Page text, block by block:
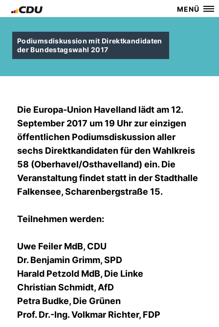
MENÜ
Podiumsdiskussion mit Direktkandidaten
der Bundestagswahl 2017
Die Europa-Union Havelland lädt am 12.
September 2017 um 19 Uhr zur einzigen
öffentlichen Podiumsdiskussion aller
sechs Direktkandidaten für den Wahlkreis
58 (Oberhavel/Osthavelland) ein. Die
Veranstaltung findet statt in der Stadthalle
Falkensee, Scharenbergstraße 15.
Teilnehmen werden:
Uwe Feiler MdB, CDU
Dr. Benjamin Grimm, SPD
Harald Petzold MdB, Die Linke
Christian Schmidt, AfD
Petra Budke, Die Grünen
Prof. Dr.-Ing. Volkmar Richter, FDP